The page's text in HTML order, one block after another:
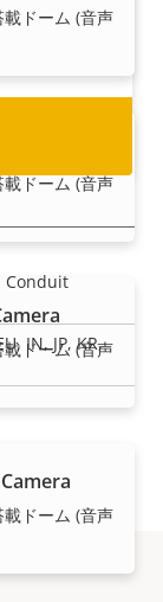
ドーム (音声
ドーム (音声
ドーム (音声
ドーム (音声
覧くださ
Conduit
IN, JP, KR,